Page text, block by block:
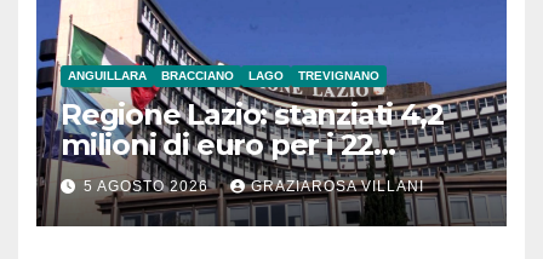
ANGUILLARA BRACCIANO LAGO TREVIGNANO
Regione Lazio: stanziati 4,2
milioni di euro per i 22
Comuni dell’Etruria
Meridionale
5 AGOSTO 2026 GRAZIAROSA VILLANI